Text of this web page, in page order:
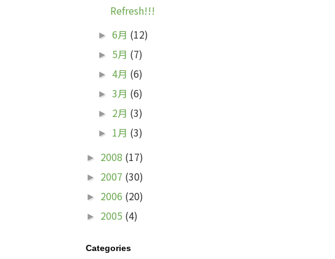
Refresh!!!
►6月 (12)
► 5月 (7)
►4月 (6)
►3月 (6)
► 2月 (3)
► 1月 (3)
► 2008 (17)
► 2007 (30)
► 2006 (20)
► 2005 (4)
Categories